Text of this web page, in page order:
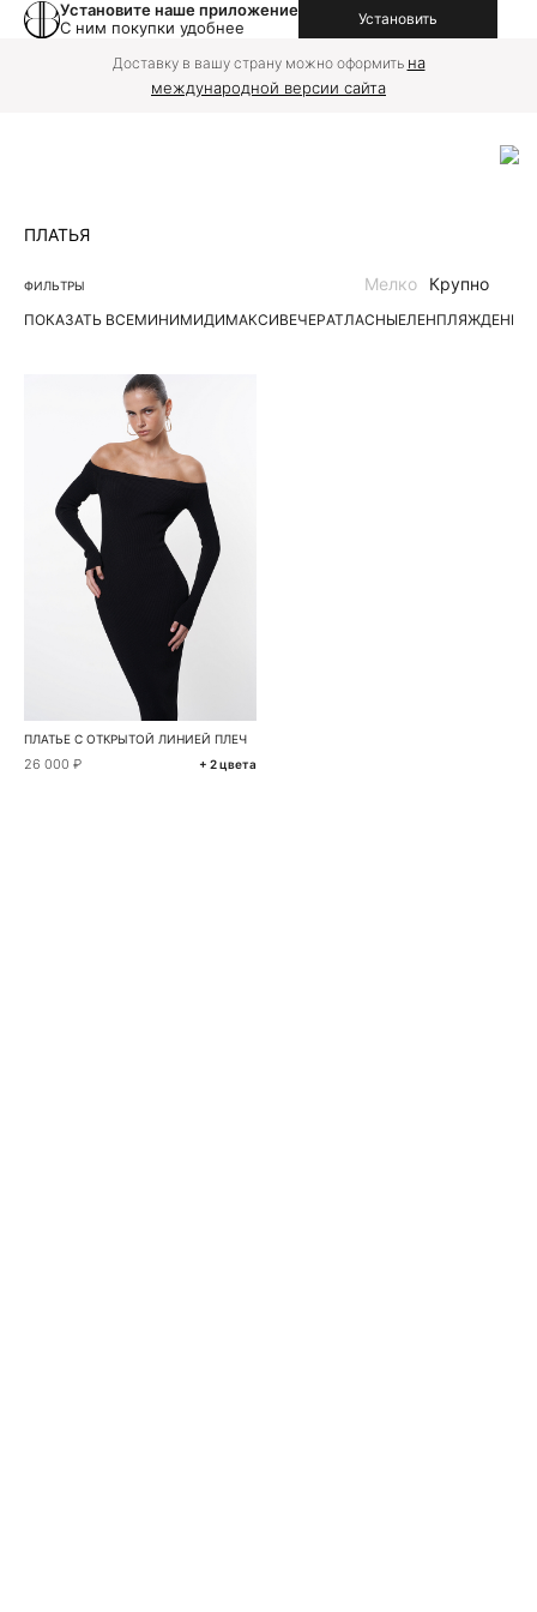
Установите наше приложение
С ним покупки удобнее
Установить
Доставку в вашу страну можно оформить на
международной версии сайта
ПЛАТЬЯ
ФИЛЬТРЫ
ПОКАЗАТЬ ВСЕМИНИМИДИМАКСИВЕЧЕРАТЛАСНЫЕЛЕНПЛЯЖДЕНИМ
Мелко Крупно
ПЛАТЬЕ С ОТКРЫТОЙ ЛИНИЕЙ ПЛЕЧ
26 000 ₽ + 2 цвета